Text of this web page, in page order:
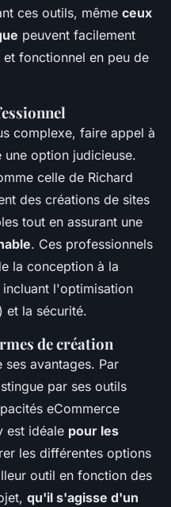
ces outils, même ceux
peuvent facilement
et fonctionnel en peu de
complexe, faire appel à
option judicieuse.
celle de Richard
des créations de sites
tout en assurant une
. Ces professionnels
la conception à la
incluant l'optimisation
et la sécurité.
de création
avantages. Par
par ses outils
eCommerce
est idéale pour les
les différentes options
outil en fonction des
qu'il s'agisse d'un